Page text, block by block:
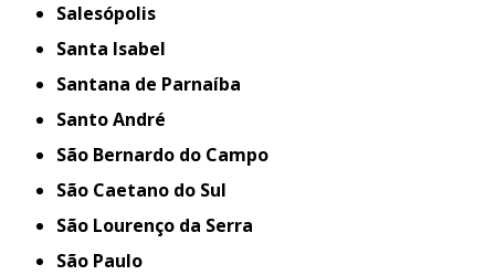
Salesópolis
Santa Isabel
Santana de Parnaíba
Santo André
São Bernardo do Campo
São Caetano do Sul
São Lourenço da Serra
São Paulo